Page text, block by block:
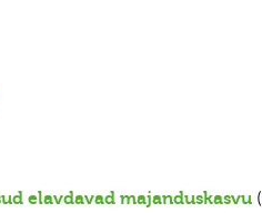
elavdavad majanduskasvu